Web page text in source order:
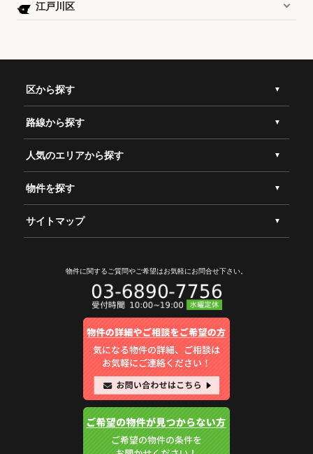
江戸川区
区から探す
路線から探す
人気のエリアから探す
物件を探す
サイトマップ
物件に関するご質問やご希望はお気軽にお問合せ下さい。